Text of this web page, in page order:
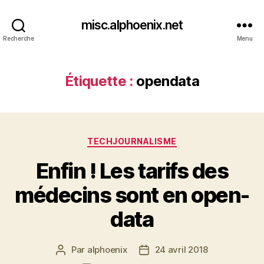
Recherche
misc.alphoenix.net
Menu
Étiquette : opendata
Catégories
TECHJOURNALISME
Enfin ! Les tarifs des
médecins sont en open-
data
Auteur
Par alphoenix
Date24 avril 2018